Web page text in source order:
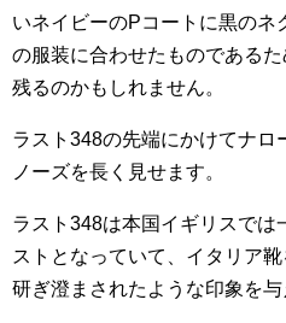
いネイビーのPコートに黒のネ
の服装に合わせたものである
残るのかもしれません。
ラスト348の先端にかけてナロ
ノーズを長く見せます。
ラスト348は本国イギリスでは
ストとなっていて、イタリア
研ぎ澄まされたような印象を与